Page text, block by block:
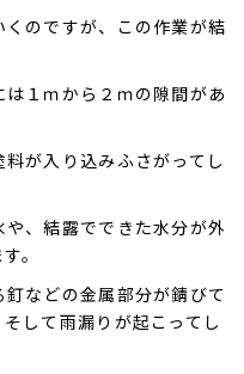
のですが、この作業が結
１ｍから２ｍの隙間があ
が入り込みふさがってし
、結露でできた水分が外
。
などの金属部分が錆びて
して雨漏りが起こってし